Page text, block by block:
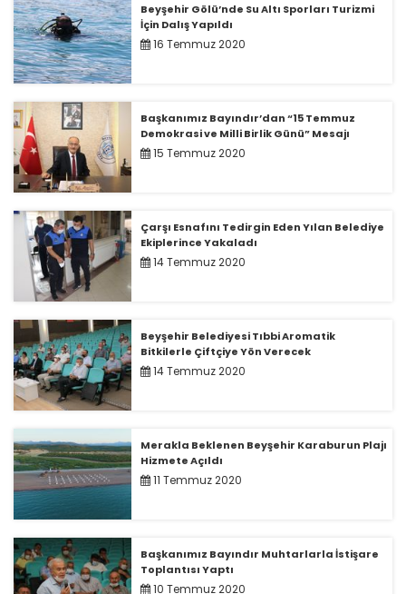
Beyşehir Gölü’nde Su Altı Sporları Turizmi
İçin Dalış Yapıldı
16 Temmuz 2020
Başkanımız Bayındır’dan “15 Temmuz
Demokrasi ve Milli Birlik Günü” Mesajı
15 Temmuz 2020
Çarşı Esnafını Tedirgin Eden Yılan Belediye
Ekiplerince Yakaladı
14 Temmuz 2020
Beyşehir Belediyesi Tıbbi Aromatik
Bitkilerle Çiftçiye Yön Verecek
14 Temmuz 2020
Merakla Beklenen Beyşehir Karaburun Plajı
Hizmete Açıldı
11 Temmuz 2020
Başkanımız Bayındır Muhtarlarla İstişare
Toplantısı Yaptı
10 Temmuz 2020